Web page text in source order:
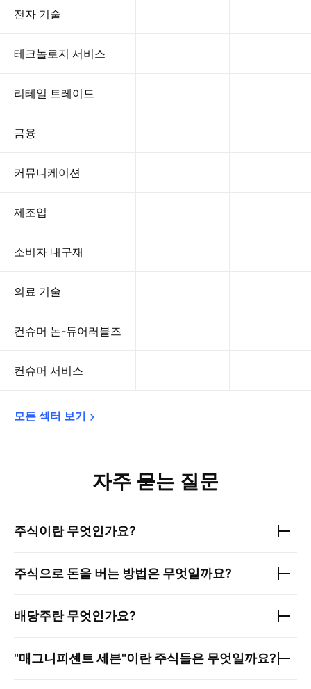
전자 기술
테크놀로지 서비스
리테일 트레이드
금융
커뮤니케이션
제조업
소비자 내구재
의료 기술
컨슈머 논-듀어러블즈
컨슈머 서비스
모든 섹터 보기
자주 묻는 질문
주식이란 무엇인가요?
주식으로 돈을 버는 방법은 무엇일까요?
배당주란 무엇인가요?
"매그니피센트 세븐"이란 주식들은 무엇일까요?